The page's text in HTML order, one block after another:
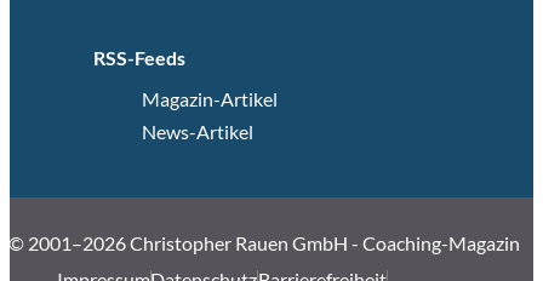
RSS-Feeds
Magazin-Artikel
News-Artikel
© 2001–2026 Christopher Rauen GmbH - Coaching-Magazin